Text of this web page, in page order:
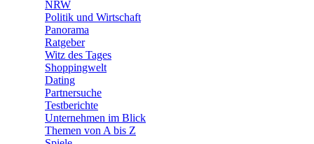
NRW
Politik und Wirtschaft
Panorama
Ratgeber
Witz des Tages
Shoppingwelt
Dating
Partnersuche
Testberichte
Unternehmen im Blick
Themen von A bis Z